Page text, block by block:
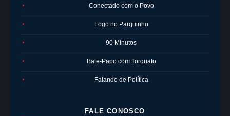
● Conectado com o Povo
● Fogo no Parquinho
● 90 Minutos
● Bate-Papo com Torquato
● Falando de Política
FALE CONOSCO